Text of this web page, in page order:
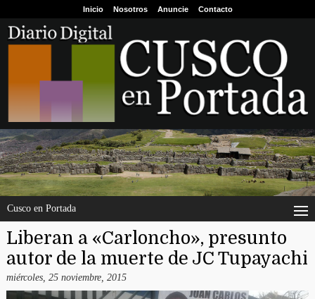
Inicio Nosotros Anuncie Contacto
Cusco en Portada
Liberan a «Carloncho», presunto
autor de la muerte de JC Tupayachi
miércoles, 25 noviembre, 2015